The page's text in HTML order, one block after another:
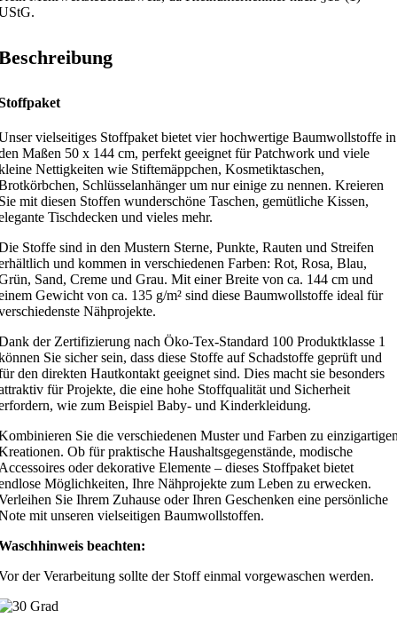
vielseitiges Stoffpaket bietet vier hochwertige Baumwollstoffe in
Maßen 50 x 144 cm, perfekt geeignet für Patchwork und viele
Nettigkeiten wie Stiftemäppchen, Kosmetiktaschen,
Schlüsselanhänger um nur einige zu nennen. Kreieren
mit diesen Stoffen wunderschöne Taschen, gemütliche Kissen,
Tischdecken und vieles mehr.
Stoffe sind in den Mustern Sterne, Punkte, Rauten und Streifen
und kommen in verschiedenen Farben: Rot, Rosa, Blau,
Sand, Creme und Grau. Mit einer Breite von ca. 144 cm und
Gewicht von ca. 135 g/m² sind diese Baumwollstoffe ideal für
Nähprojekte.
der Zertifizierung nach Öko-Tex-Standard 100 Produktklasse 1
Sie sicher sein, dass diese Stoffe auf Schadstoffe geprüft und
den direkten Hautkontakt geeignet sind. Dies macht sie besonders
für Projekte, die eine hohe Stoffqualität und Sicherheit
wie zum Beispiel Baby- und Kinderkleidung.
Sie die verschiedenen Muster und Farben zu
Ob für praktische Haushaltsgegenstände, modische
oder dekorative Elemente – dieses Stoffpaket bietet
Möglichkeiten, Ihre Nähprojekte zum Leben zu erwecken.
Sie Ihrem Zuhause oder Ihren Geschenken eine persönliche
mit unseren vielseitigen Baumwollstoffen.
beachten:
der Verarbeitung sollte der Stoff einmal vorgewaschen werden.